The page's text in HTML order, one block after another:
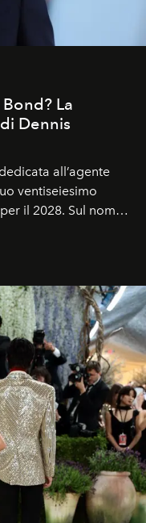
La
Dennis
all’agente
ventiseiesimo
il 2028. Sul nome
riserbo.